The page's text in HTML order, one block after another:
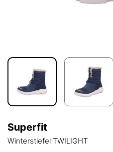
Superfit
Winterstiefel TWILIGHT